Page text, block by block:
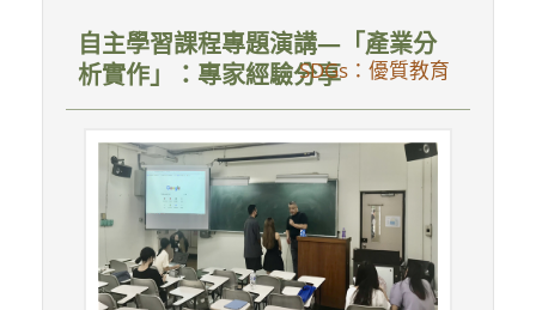
自主學習課程專題演講—「產業分
析實作」：專家經驗分享SDGs：優質教育